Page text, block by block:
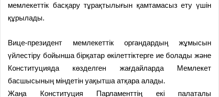
мемлекеттік басқару тұрақтылығын қамтамасыз ету үшін
құрылады.
Вице-президент мемлекеттік органдардың жұмысын
үйлестіру бойынша бірқатар өкілеттіктерге ие болады және
Конституцияда көзделген жағдайларда Мемлекет
басшысының міндетін уақытша атқара алады.
Жаңа Конституция Парламенттің екі палаталы